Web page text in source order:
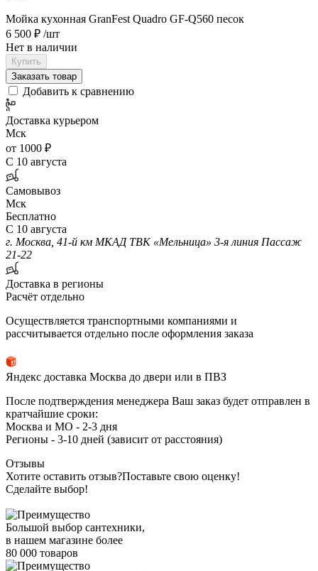
Мойка кухонная GranFest Quadro GF-Q560 песок
6 500 ₽ /шт
Нет в наличии
Купить
Заказать товар
Добавить к сравнению
Доставка курьером
Мск
от 1000 ₽
С 10 августа
Самовывоз
Мск
Бесплатно
С 10 августа
г. Москва, 41-й км МКАД ТВК «Мельница» 3-я линия Пассаж
21-22
Доставка в регионы
Расчёт отдельно
Осуществляется транспортными компаниями и
рассчитывается отдельно после оформления заказа
Яндекс доставка Москва до двери или в ПВЗ
После подтверждения менеджера Ваш заказ будет отправлен в
кратчайшие сроки:
Москва и МО - 2-3 дня
Регионы - 3-10 дней (зависит от расстояния)
Отзывы
Хотите оставить отзыв?Поставьте свою оценку!
Сделайте выбор!
Большой выбор сантехники,
в нашем магазине более
80 000 товаров